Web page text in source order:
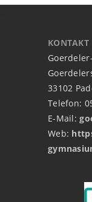
KONTAKT
33102
Telefon:
E-Mail:
Web: